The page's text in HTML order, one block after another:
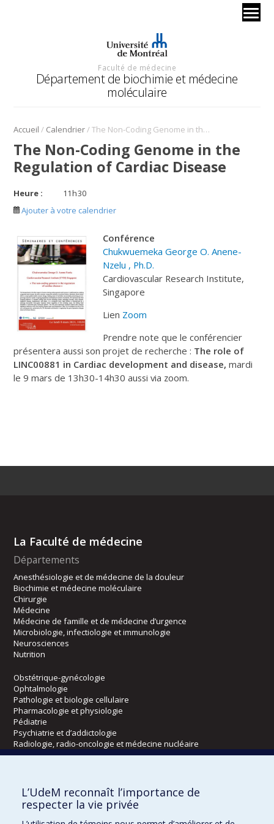
Faculté de médecine
Département de biochimie et médecine
moléculaire
Accueil / Calendrier/ The Non-Coding Genome in the Regulation of Cardiac Disease
The Non-Coding Genome in the
Regulation of Cardiac Disease
Heure : 11h30
Ajouter à votre calendrier
Conférence
Chukwuemeka George O. Anene-
Nzelu , Ph.D.
Cardiovascular Research Institute,
Singapore
Lien Zoom
Prendre note que le conférencier
présentera aussi son projet de recherche : The role of
LINC00881 in Cardiac development and disease,mardi
le 9 mars de 13h30-14h30 aussi via zoom.
La Faculté de médecine
Départements
Anesthésiologie et de médecine de la douleur
Biochimie et médecine moléculaire
Chirurgie
Médecine
Médecine de famille et de médecine d’urgence
Microbiologie, infectiologie et immunologie
Neurosciences
Nutrition
Obstétrique-gynécologie
Ophtalmologie
Pathologie et biologie cellulaire
Pharmacologie et physiologie
Pédiatrie
Psychiatrie et d’addictologie
Radiologie, radio-oncologie et médecine nucléaire
Écoles
Kinésiologie et des sciences de l’activité physique
Orthophonie et audiologie
L’UdeM reconnaît l’importance de
respecter la vie privée